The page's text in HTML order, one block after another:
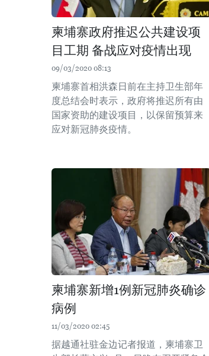
柬埔寨政府推迟公共建设项
目工期 备战应对疫情出现
09/03/2020 08:13
柬埔寨首相洪森日前在主持卫生部年
度总结会时表示，政府将推迟所有由
国家资助的建设项目，以保留预算来
应对新冠肺炎疫情。
柬埔寨新增1例新冠肺炎确诊
病例
11/03/2020 02:45
据越通社驻金边记者报道，柬埔寨卫